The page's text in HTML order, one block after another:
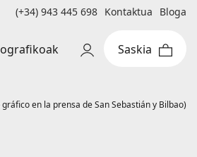
(+34) 943 445 698 Kontaktua Bloga
en la prensa de San Sebastián y Bilbao)